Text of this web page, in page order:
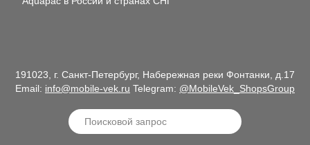
191023, г. Санкт-Петербург, Набережная реки Фонтанки, д.17
Email: info@mobile-vek.ru Telegram: @MobileVek_ShopsGroup